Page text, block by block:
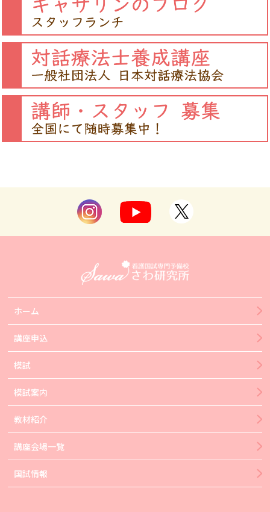
ホーム
講座申込
模試
模試案内
教材紹介
講座会場一覧
国試情報